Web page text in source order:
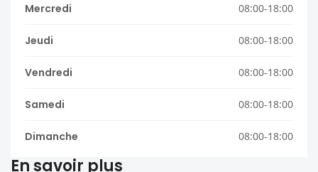
Mercredi 08:00-18:00
Jeudi 08:00-18:00
Vendredi 08:00-18:00
Samedi 08:00-18:00
Dimanche 08:00-18:00
En savoir plus